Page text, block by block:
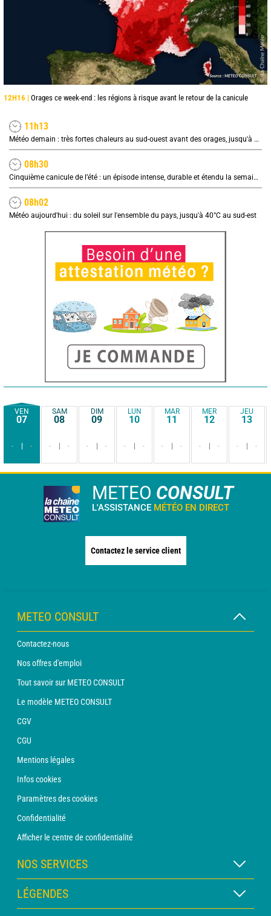
12H16 | Orages ce week-end : les régions à risque avant le retour de la canicule
11h13
Météo demain : très fortes chaleurs au sud-ouest avant des orages, jusqu'à 39°C
08h30
Cinquième canicule de l’été : un épisode intense, durable et étendu la semaine prochaine
08h02
Météo aujourd'hui : du soleil sur l'ensemble du pays, jusqu'à 40°C au sud-est
VEN
07
- -
SAM
08
- -
DIM
09
- -
LUN
10
- -
MAR
11
- -
MER
12
- -
JEU
13
- -
METEO CONSULT
L'ASSISTANCE MÉTÉO EN DIRECT
Contactez le service client
METEO CONSULT
Contactez-nous
Nos offres d'emploi
Tout savoir sur METEO CONSULT
Le modèle METEO CONSULT
CGV
CGU
Mentions légales
Infos cookies
Paramètres des cookies
Confidentialité
Afficher le centre de confidentialité
NOS SERVICES
Abonnement METEO Xpert
Abonnement METEO PRO
LÉGENDES